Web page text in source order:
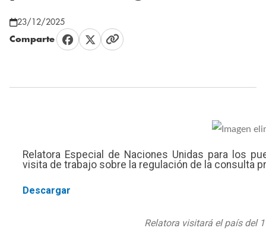
23/12/2025
Comparte
Relatora Especial de Naciones Unidas para los
visita de trabajo sobre la regulación de la consulta
Descargar
Relatora visitará el país del